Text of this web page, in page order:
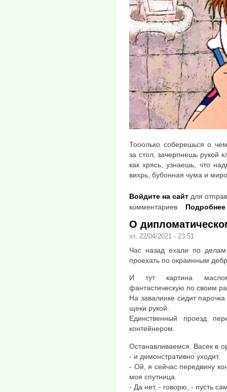
Тооолько соберешься о
за стол, зачерпнешь рукой
как хрясь, узнаешь, что
вихрь, бубонная чума и
Войдите на сайт для
комментариев
Подробнее
О
чт, 22/04/2021 - 23:51
Час назад ехали по
проехать по окраинным
И тут картина
фантастическую по своим
На завалинке сидит
щеки рукой.
Единственный проезд
контейнером.
Останавливаемся. Васек в
- и демонстративно уходит.
- Ой, я сейчас передвину
моя спутница.
- Да нет, - говорю, - пусть